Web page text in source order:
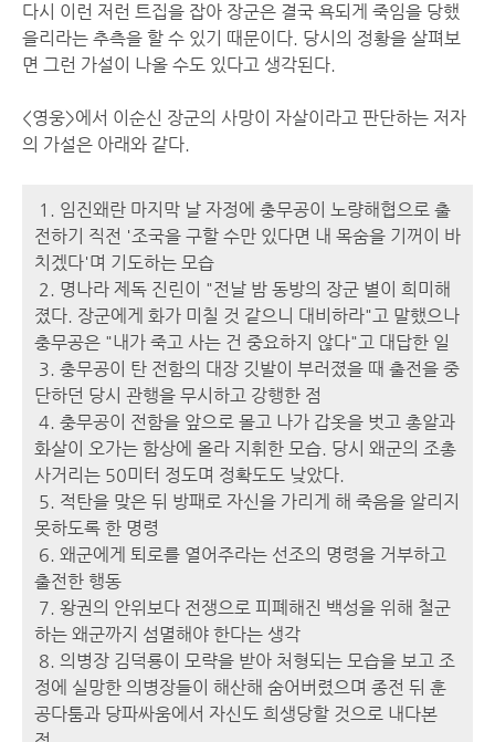
다시 이런 저런 트집을 잡아 장군은 결국 욕되게 죽임을 당했
을리라는 추측을 할 수 있기 때문이다. 당시의 정황을 살펴보
면 그런 가설이 나올 수도 있다고 생각된다.
<영웅>에서 이순신 장군의 사망이 자살이라고 판단하는 저자
의 가설은 아래와 같다.
1. 임진왜란 마지막 날 자정에 충무공이 노량해협으로 출
전하기 직전 '조국을 구할 수만 있다면 내 목숨을 기꺼이 바
치겠다'며 기도하는 모습
2. 명나라 제독 진린이 "전날 밤 동방의 장군 별이 희미해
졌다. 장군에게 화가 미칠 것 같으니 대비하라"고 말했으나
충무공은 "내가 죽고 사는 건 중요하지 않다"고 대답한 일
3. 충무공이 탄 전함의 대장 깃발이 부러졌을 때 출전을 중
단하던 당시 관행을 무시하고 강행한 점
4. 충무공이 전함을 앞으로 몰고 나가 갑옷을 벗고 총알과
화살이 오가는 함상에 올라 지휘한 모습. 당시 왜군의 조총
사거리는 50미터 정도며 정확도도 낮았다.
5. 적탄을 맞은 뒤 방패로 자신을 가리게 해 죽음을 알리지
못하도록 한 명령
6. 왜군에게 퇴로를 열어주라는 선조의 명령을 거부하고
출전한 행동
7. 왕권의 안위보다 전쟁으로 피폐해진 백성을 위해 철군
하는 왜군까지 섬멸해야 한다는 생각
8. 의병장 김덕룡이 모략을 받아 처형되는 모습을 보고 조
정에 실망한 의병장들이 해산해 숨어버렸으며 종전 뒤 훈
공다툼과 당파싸움에서 자신도 희생당할 것으로 내다본